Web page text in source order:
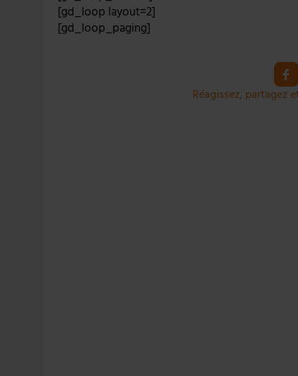
30 JUILLET 2026 EMBALLAGE DURABLE : LE BOOM DE LA
5 AOÛT 2026 | HEINEKEN A SUPPRIMÉ 3 000 POSTES AU
[gd_loop layout=2]
[gd_loop_paging]
Réagissez, partagez